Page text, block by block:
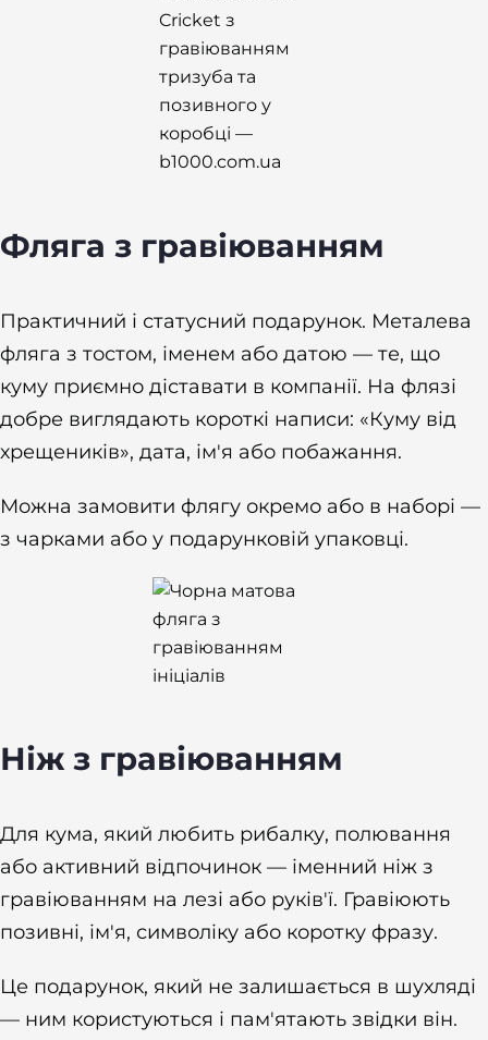
Фляга з гравіюванням
Практичний і статусний подарунок. Металева
фляга з тостом, іменем або датою — те, що
куму приємно діставати в компанії. На флязі
добре виглядають короткі написи: «Куму від
хрещеників», дата, ім'я або побажання.
Можна замовити флягу окремо або в наборі —
з чарками або у подарунковій упаковці.
Ніж з гравіюванням
Для кума, який любить рибалку, полювання
або активний відпочинок — іменний ніж з
гравіюванням на лезі або руків'ї. Гравіюють
позивні, ім'я, символіку або коротку фразу.
Це подарунок, який не залишається в шухляді
— ним користуються і пам'ятають звідки він.